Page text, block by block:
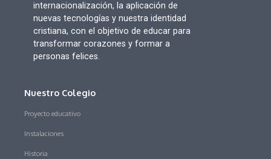
internacionalización, la aplicación de
nuevas tecnologías y nuestra identidad
cristiana, con el objetivo de educar para
transformar corazones y formar a
personas felices.
Nuestro Colegio
Proyecto educativo
Instalaciones
Historia